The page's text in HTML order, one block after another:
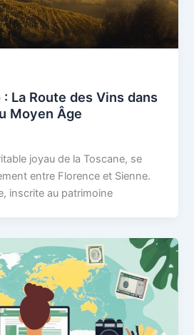
La Route des Vins dans
Moyen Âge
joyau de la Toscane, se
entre Florence et Sienne.
inscrite au patrimoine